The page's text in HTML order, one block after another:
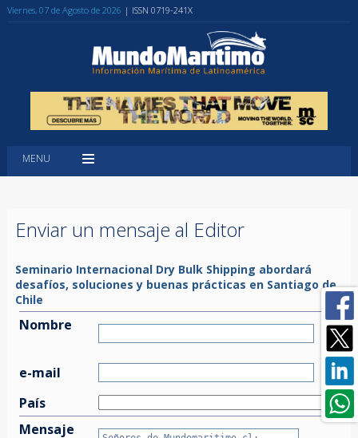
Viernes, 07 de Agosto de 2026 | ISSN 0719-241X
MENU
Enviar un mensaje al Editor
Seminario Internacional Dry Bulk Shipping abordará
desafíos, soluciones y buenas prácticas en Santiago de
Chile
Nombre
e-mail
País
Mensaje